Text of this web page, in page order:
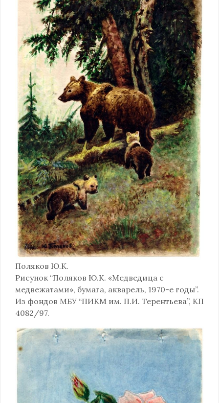
Поляков Ю.К.
Рисунок “Поляков Ю.К. «Медведица с
медвежатами», бумага, акварель, 1970-е годы”.
Из фондов МБУ “ПИКМ им. П.И. Терентьева”, КП
4082/97.